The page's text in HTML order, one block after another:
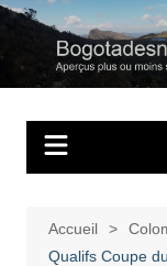
Aller
contenu
Regards personnels
Accueil
Qualifs Coupe